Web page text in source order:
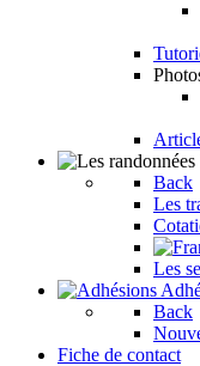
Back
Les
Les
Back
Fiche de contact